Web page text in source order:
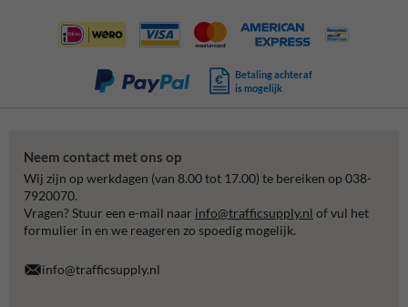
Betaling achteraf
is mogelijk
Neem contact met ons op
Wij zijn op werkdagen (van 8.00 tot 17.00) te bereiken op 038-
7920070.
Vragen? Stuur een e-mail naar info@trafficsupply.nl of vul het
formulier in en we reageren zo spoedig mogelijk.
info@trafficsupply.nl